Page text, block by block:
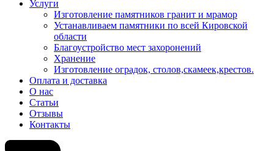
Услуги
Изготовление памятников гранит и мрамор
Устанавливаем памятники по всей Кировской
области
Благоустройство мест захоронений
Хранение
Изготовление оградок, столов,скамеек,крестов.
Оплата и доставка
О нас
Статьи
Отзывы
Контакты